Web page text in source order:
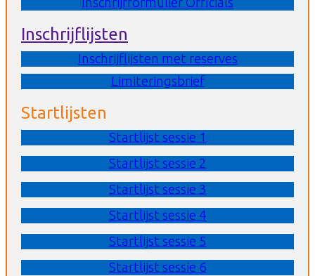
Inschrijflijsten
Inschrijflijsten met reserves
Limiteringsbrief
Startlijsten
Startlijst sessie 1
Startlijst sessie 2
Startlijst sessie 3
Startlijst sessie 4
Startlijst sessie 5
Startlijst sessie 6